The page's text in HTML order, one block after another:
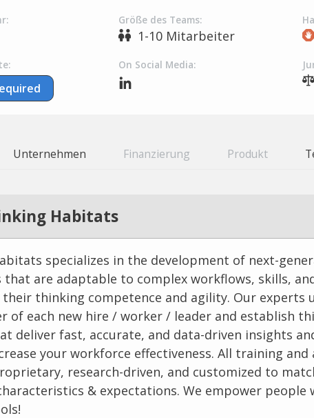
Größe des Teams:
1-10 Mitarbeiter
On Social Media:
Unternehmen Finanzierung Produkt
Habitats
specializes in the development of next-
that are adaptable to complex workflows, skills,
their thinking competence and agility. Our experts
of each new hire / worker / leader and establish
deliver fast, accurate, and data-driven insights
your workforce effectiveness. All training and
research-driven, and customized to
& expectations. We empower people